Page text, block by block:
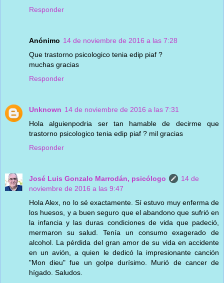
Responder
Anónimo 14 de noviembre de 2016 a las 7:28
Que trastorno psicologico tenia edip piaf ?
muchas gracias
Responder
Unknown 14 de noviembre de 2016 a las 7:31
Hola alguienpodria ser tan hamable de decirme que
trastorno psicologico tenia edip piaf ? mil gracias
Responder
José Luis Gonzalo Marrodán, psicólogo
14 de
noviembre de 2016 a las 9:47
Hola Alex, no lo sé exactamente. Sí estuvo muy enferma de
los huesos, y a buen seguro que el abandono que sufrió en
la infancia y las duras condiciones de vida que padeció,
mermaron su salud. Tenía un consumo exagerado de
alcohol. La pérdida del gran amor de su vida en accidente
en un avión, a quien le dedicó la impresionante canción
"Mon dieu" fue un golpe durísimo. Murió de cancer de
hígado. Saludos.